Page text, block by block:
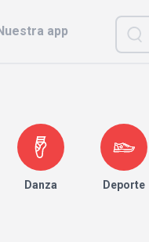
app
Danza Deporte